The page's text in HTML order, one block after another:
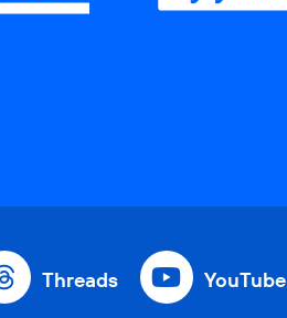
Threads YouTube